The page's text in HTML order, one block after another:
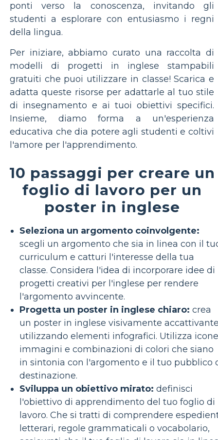
ponti verso la conoscenza, invitando gli
studenti a esplorare con entusiasmo i regni
della lingua.
Per iniziare, abbiamo curato una raccolta di
modelli di progetti in inglese stampabili
gratuiti che puoi utilizzare in classe! Scarica e
adatta queste risorse per adattarle al tuo stile
di insegnamento e ai tuoi obiettivi specifici.
Insieme, diamo forma a un'esperienza
educativa che dia potere agli studenti e coltivi
l'amore per l'apprendimento.
10 passaggi per creare un
foglio di lavoro per un
poster in inglese
Seleziona un argomento coinvolgente:
scegli un argomento che sia in linea con il
curriculum e catturi l'interesse della tua
classe. Considera l'idea di incorporare idee di
progetti creativi per l'inglese per rendere
l'argomento avvincente.
Progetta un poster in inglese chiaro: crea
un poster in inglese visivamente
utilizzando elementi infografici. Utilizza
immagini e combinazioni di colori che siano
in sintonia con l'argomento e il tuo pubblico
destinazione.
Sviluppa un obiettivo mirato: definisci
l'obiettivo di apprendimento del tuo foglio di
lavoro. Che si tratti di comprendere
letterari, regole grammaticali o vocabolario,